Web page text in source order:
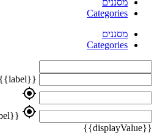
מסננים
Categories
מסננים
Categories
{{label}}
my_location
my_location
{{label}}
{{displayValue}}